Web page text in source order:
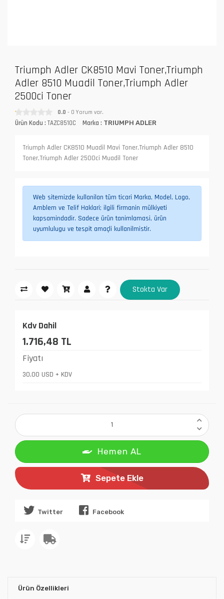
Triumph Adler CK8510 Mavi Toner,Triumph
Adler 8510 Muadil Toner,Triumph Adler
2500ci Toner
0.0 - 0 Yorum var.
Ürün Kodu : TAZC8510C Marka : TRIUMPH ADLER
Triumph Adler CK8510 Muadil Mavi Toner,Triumph Adler 8510
Toner,Triumph Adler 2500ci Muadil Toner
Web sitemizde kullanilan tüm ticari Marka, Model, Logo,
Amblem ve Telif Haklari; ilgili firmanin mülkiyeti
kapsamindadir. Sadece ürün tanimlamasi, ürün
uyumlulugu ve tespit amaçli kullanilmistir.
Stokta Var
Kdv Dahil
1.716,48 TL
Fiyatı
30,00 USD + KDV
Hemen AL
Sepete Ekle
Twitter Facebook
Ürün Özellikleri